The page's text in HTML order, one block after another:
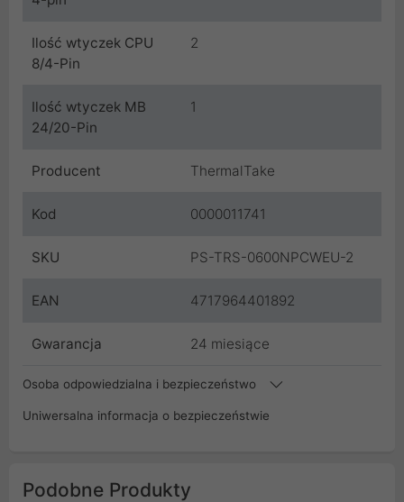
Ilość wtyczek CPU
8/4-Pin
2
Ilość wtyczek MB
24/20-Pin
1
Producent ThermalTake
Kod 0000011741
SKU PS-TRS-0600NPCWEU-2
EAN 4717964401892
Gwarancja 24 miesiące
Osoba odpowiedzialna i bezpieczeństwo
Uniwersalna informacja o bezpieczeństwie
Podobne Produkty